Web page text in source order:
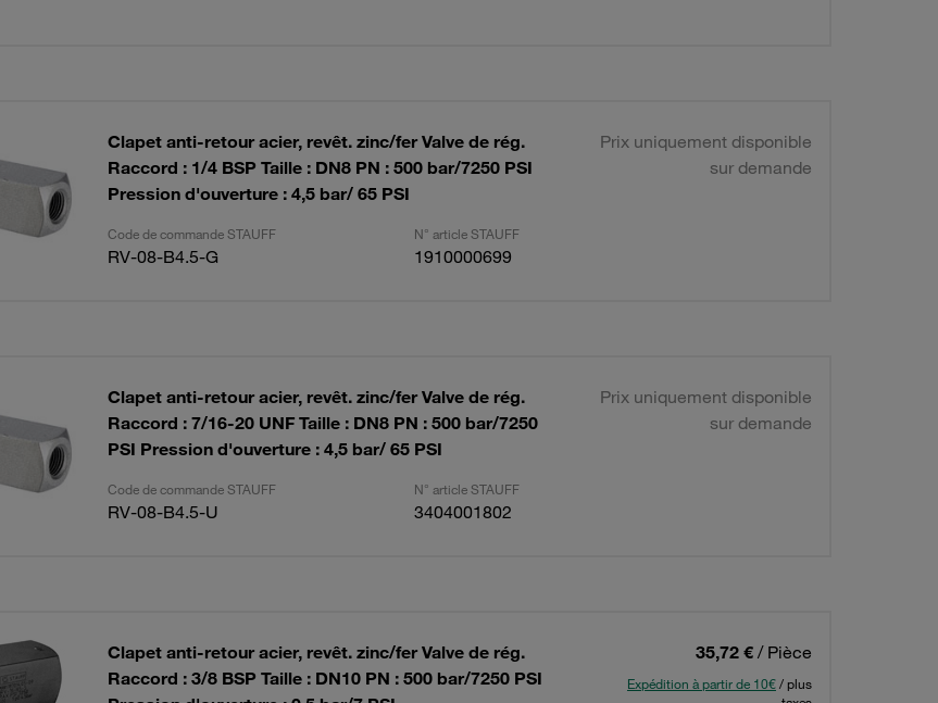
Clapet anti-retour acier, revêt. zinc/fer Valve de rég.
Raccord : 1/4 BSP Taille : DN8 PN : 500 bar/7250 PSI
Pression d'ouverture : 4,5 bar/ 65 PSI
Prix uniquement disponible
sur demande
Code de commande STAUFF N° article STAUFF
RV-08-B4.5-G 1910000699
Clapet anti-retour acier, revêt. zinc/fer Valve de rég.
Raccord : 7/16-20 UNF Taille : DN8 PN : 500 bar/7250
PSI Pression d'ouverture : 4,5 bar/ 65 PSI
Prix uniquement disponible
sur demande
Code de commande STAUFF N° article STAUFF
RV-08-B4.5-U 3404001802
Clapet anti-retour acier, revêt. zinc/fer Valve de rég.
Raccord : 3/8 BSP Taille : DN10 PN : 500 bar/7250 PSI
35,72 € / Pièce
Expédition à partir de 10€/ plus